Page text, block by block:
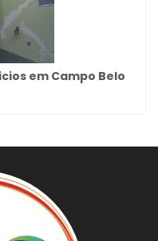
em Campo Belo